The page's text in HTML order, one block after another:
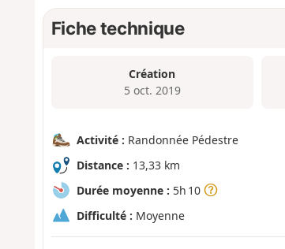
Fiche technique
Création
5 oct. 2019
Activité : Randonnée Pédestre
Distance : 13,33 km
Durée moyenne : 5h 10
Difficulté : Moyenne